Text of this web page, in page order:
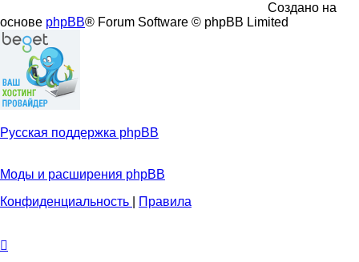
Создано на
основе phpBB® Forum Software © phpBB Limited
Русская поддержка phpBB
Моды и расширения phpBB
Конфиденциальность
Правила